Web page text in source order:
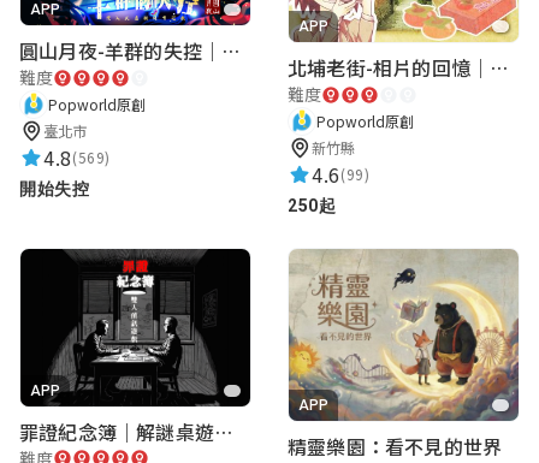
APP
圓山月夜-羊群的失控｜圓山飯店 ARG實境解謎遊戲
難度
Popworld原創
臺北市
4.8(569)
開始失控
APP
北埔老街-相片的回憶｜新竹老街城市解謎
難度
Popworld原創
新竹縣
4.6(99)
250起
APP
罪證紀念簿｜解謎桌遊｜警匪偵訊｜室內遊戲
難度
APP
精靈樂園：看不見的世界